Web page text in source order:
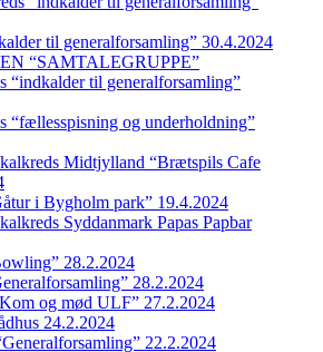
til generalforsamling” 30.4.2024
“SAMTALEGRUPPE”
“indkalder til generalforsamling”
“fællesspisning og underholdning”
Midtjylland “Brætspils Cafe
i Bygholm park” 19.4.2024
Syddanmark Papas Papbar
28.2.2024
28.2.2024
og mød ULF” 27.2.2024
24.2.2024
22.2.2024